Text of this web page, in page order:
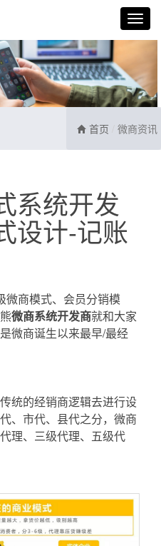
首页 微商资讯
系统开发
设计-记账
微商模式、会员分销模
微商系统开发商就和大家
微商诞生以来最早/最经
统的经销商逻辑去进行设
、市代、县代之分，微商
理、三级代理、五级代